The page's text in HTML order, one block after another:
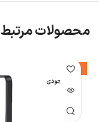
محصولات مرتبط
-9%
اتمام موجودی